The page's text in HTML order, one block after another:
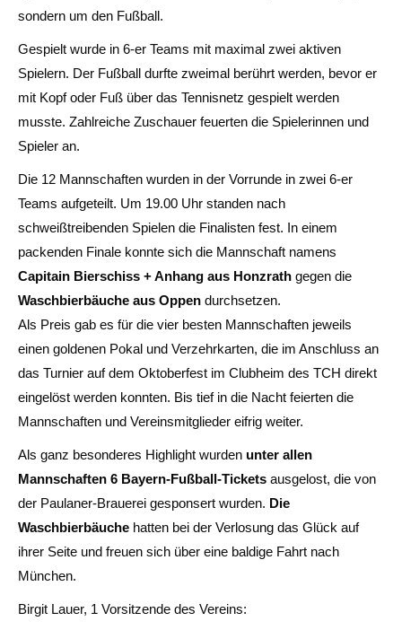
sondern um den Fußball.
Gespielt wurde in 6-er Teams mit maximal zwei aktiven
Spielern. Der Fußball durfte zweimal berührt werden, bevor er
mit Kopf oder Fuß über das Tennisnetz gespielt werden
musste. Zahlreiche Zuschauer feuerten die Spielerinnen und
Spieler an.
Die 12 Mannschaften wurden in der Vorrunde in zwei 6-er
Teams aufgeteilt. Um 19.00 Uhr standen nach
schweißtreibenden Spielen die Finalisten fest. In einem
packenden Finale konnte sich die Mannschaft namens
Capitain Bierschiss + Anhang aus Honzrath gegen die
Waschbierbäuche aus Oppen durchsetzen.
Als Preis gab es für die vier besten Mannschaften jeweils
einen goldenen Pokal und Verzehrkarten, die im Anschluss an
das Turnier auf dem Oktoberfest im Clubheim des TCH direkt
eingelöst werden konnten. Bis tief in die Nacht feierten die
Mannschaften und Vereinsmitglieder eifrig weiter.
Als ganz besonderes Highlight wurden unter allen
Mannschaften 6 Bayern-Fußball-Tickets ausgelost, die von
der Paulaner-Brauerei gesponsert wurden. Die
Waschbierbäuche hatten bei der Verlosung das Glück auf
ihrer Seite und freuen sich über eine baldige Fahrt nach
München.
Birgit Lauer, 1 Vorsitzende des Vereins: